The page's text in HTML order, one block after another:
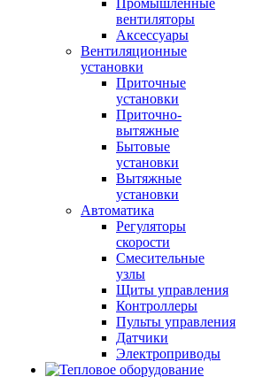
Промышленные
вентиляторы
Аксессуары
Вентиляционные
установки
Приточные
установки
Приточно-
вытяжные
Бытовые
установки
Вытяжные
установки
Автоматика
Регуляторы
скорости
Смесительные
узлы
Щиты управления
Контроллеры
Пульты управления
Датчики
Электроприводы